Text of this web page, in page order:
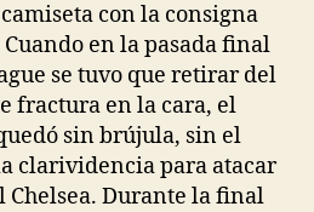
con la consigna
en la pasada final
se tuvo que retirar del
fractura en la cara, el
sin brújula, sin el
clarividencia para atacar
Chelsea. Durante la final